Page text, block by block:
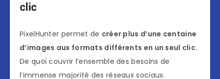
clic
PixelHunter permet de créer plus d’une centaine
d’images aux formats différents en un seul clic.
De quoi couvrir l’ensemble des besoins de
l’immense majorité des réseaux sociaux.